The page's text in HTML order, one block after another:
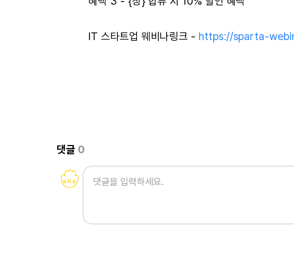
IT 스타트업 웨비나링크 - https://sparta-
댓글 0